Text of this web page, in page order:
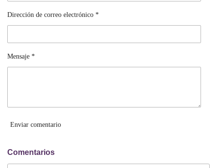
Dirección de correo electrónico *
Mensaje *
Enviar comentario
Comentarios